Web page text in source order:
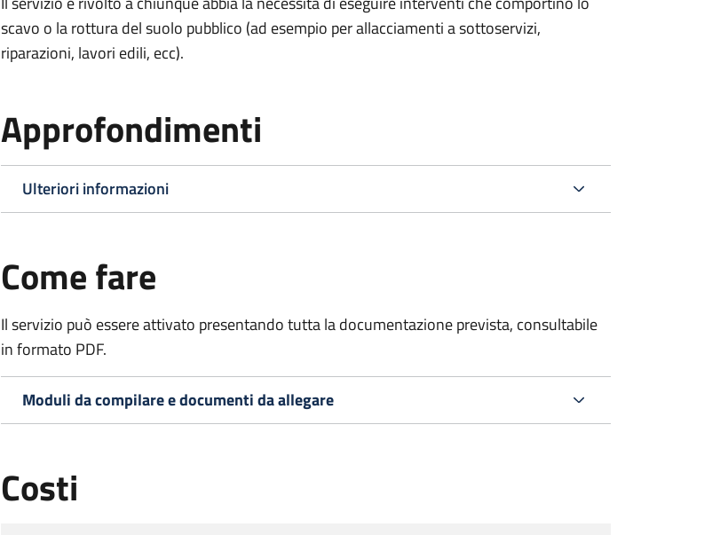
scavo o la rottura del suolo pubblico (ad esempio per allacciamenti a sottoservizi,
riparazioni, lavori edili, ecc).
Approfondimenti
Ulteriori informazioni
Come fare
Il servizio può essere attivato presentando tutta la documentazione prevista, consultabile
in formato PDF.
Moduli da compilare e documenti da allegare
Costi